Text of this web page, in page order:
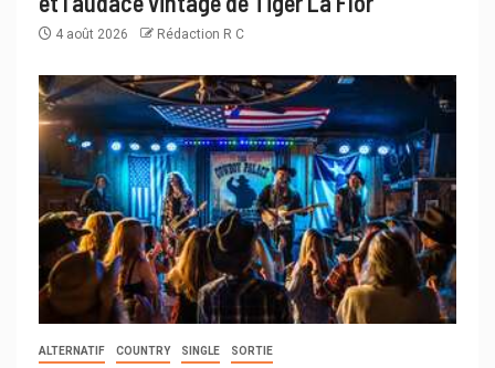
4 août 2026 Rédaction R C
ALTERNATIF COUNTRY SINGLE SORTIE